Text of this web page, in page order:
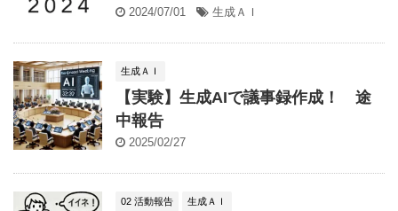
2024/07/01 生成ＡＩ
生成ＡＩ
【実験】生成AIで議事録作成！ 途
中報告
2025/02/27
02 活動報告 生成ＡＩ